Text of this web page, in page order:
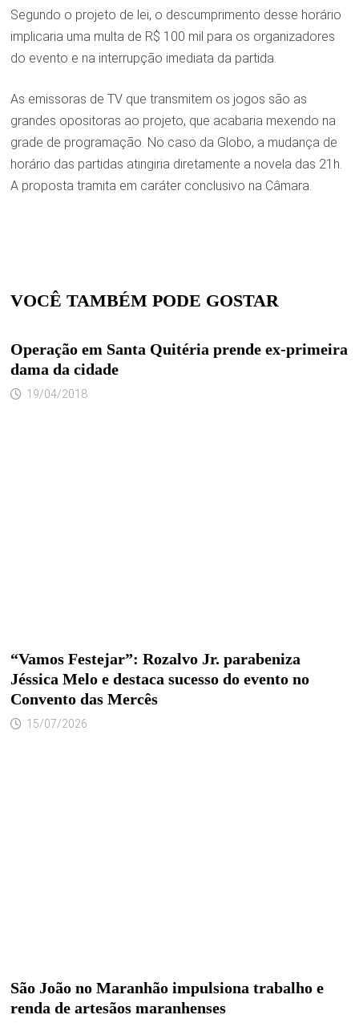
Segundo o projeto de lei, o descumprimento desse horário
implicaria uma multa de R$ 100 mil para os organizadores
do evento e na interrupção imediata da partida.
As emissoras de TV que transmitem os jogos são as
grandes opositoras ao projeto, que acabaria mexendo na
grade de programação. No caso da Globo, a mudança de
horário das partidas atingiria diretamente a novela das 21h.
A proposta tramita em caráter conclusivo na Câmara.
VOCÊ TAMBÉM PODE GOSTAR
Operação em Santa Quitéria prende ex-primeira
dama da cidade
19/04/2018
“Vamos Festejar”: Rozalvo Jr. parabeniza
Jéssica Melo e destaca sucesso do evento no
Convento das Mercês
15/07/2026
São João no Maranhão impulsiona trabalho e
renda de artesãos maranhenses